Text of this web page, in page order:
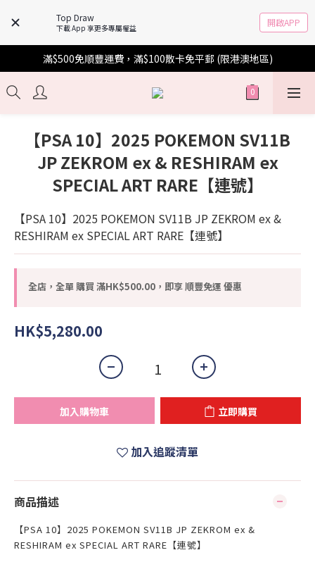
Top Draw
下載 App 享更多專屬權益 開啟APP
滿$500免順豐運費，滿$100散卡免平郵 (限港澳地區)
【PSA 10】2025 POKEMON SV11B
JP ZEKROM ex & RESHIRAM ex
SPECIAL ART RARE【連號】
【PSA 10】2025 POKEMON SV11B JP ZEKROM ex &
RESHIRAM ex SPECIAL ART RARE【連號】
全店，全單 購買 滿HK$500.00，即享 順豐免運 優惠
HK$5,280.00
加入購物車 立即購買
加入追蹤清單
商品描述
【PSA 10】2025 POKEMON SV11B JP ZEKROM ex &
RESHIRAM ex SPECIAL ART RARE【連號】